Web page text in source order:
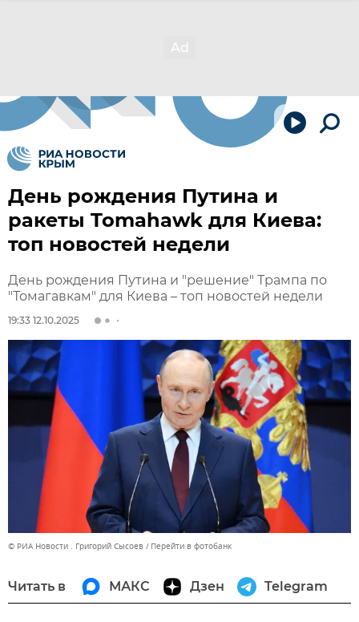
День рождения Путина и
ракеты Tomahawk для Киева:
топ новостей недели
День рождения Путина и "решение" Трампа по
"Томагавкам" для Киева – топ новостей недели
19:33 12.10.2025
© РИА Новости . Григорий Сысоев Перейти в фотобанк
Читать в МАКС Дзен Telegram